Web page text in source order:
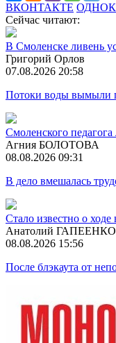
ВКОНТАКТЕ
Сейчас читают:
В Смоленске ливень
Григорий Орлов
07.08.2026 20:58
Потоки воды вымыли
Смоленского
Агния БОЛОТОВА
08.08.2026 09:31
В дело вмешалась
Стало известно о
Анатолий ГАПЕЕНКО
08.08.2026 15:56
После блэкаута от